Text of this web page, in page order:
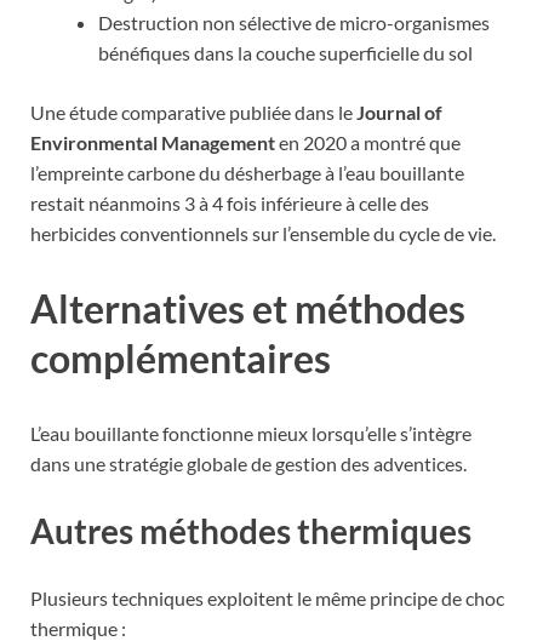
Destruction non sélective de micro-organismes
bénéfiques dans la couche superficielle du sol
Une étude comparative publiée dans leJournal of
Environmental Managementen 2020 a montré que
l’empreinte carbone du désherbage à l’eau bouillante
restait néanmoins 3 à 4 fois inférieure à celle des
herbicides conventionnels sur l’ensemble du cycle de vie.
Alternatives et méthodes
complémentaires
L’eau bouillante fonctionne mieux lorsqu’elle s’intègre
dans une stratégie globale de gestion des adventices.
Autres méthodes thermiques
Plusieurs techniques exploitent le même principe de choc
thermique :